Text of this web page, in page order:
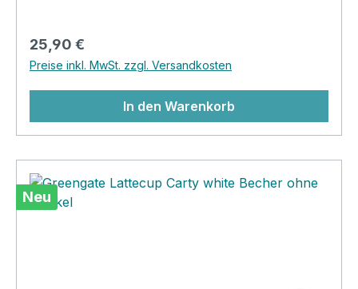
Geheimnisse in sich oder schöne Geschenke für
deine Liebsten. Besonders Kinder werden sich
über das Pilzhäuschen freuen und niedliche
Spielfiguren oder gefilzte kleine
Weihnachtsmäuschen drin verstecken!
Regulärer Preis:
25,90 €
Preise inkl. MwSt. zzgl. Versandkosten
In den Warenkorb
Neu